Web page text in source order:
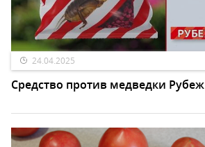
24.04.2025
Средство против медведки Рубеж